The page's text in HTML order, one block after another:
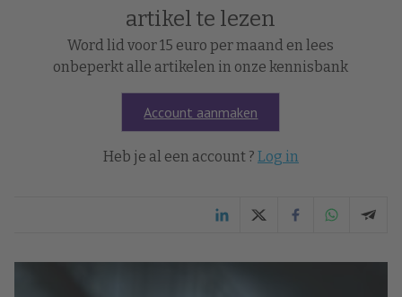
artikel te lezen
Word lid voor 15 euro per maand en lees
onbeperkt alle artikelen in onze kennisbank
Account aanmaken
Heb je al een account ? Log in